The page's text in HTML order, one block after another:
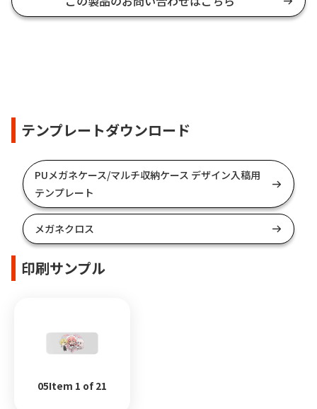
テンプレートダウンロード
PUメガネケース/マルチ収納ケース デザイン入稿用
テンプレート
メガネクロス
印刷サンプル
05Item 1 of 21